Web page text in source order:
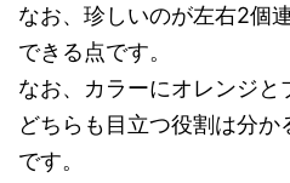
なお、珍しいのが左右2個
できる点です。
なお、カラーにオレンジと
どちらも目立つ役割は分
です。